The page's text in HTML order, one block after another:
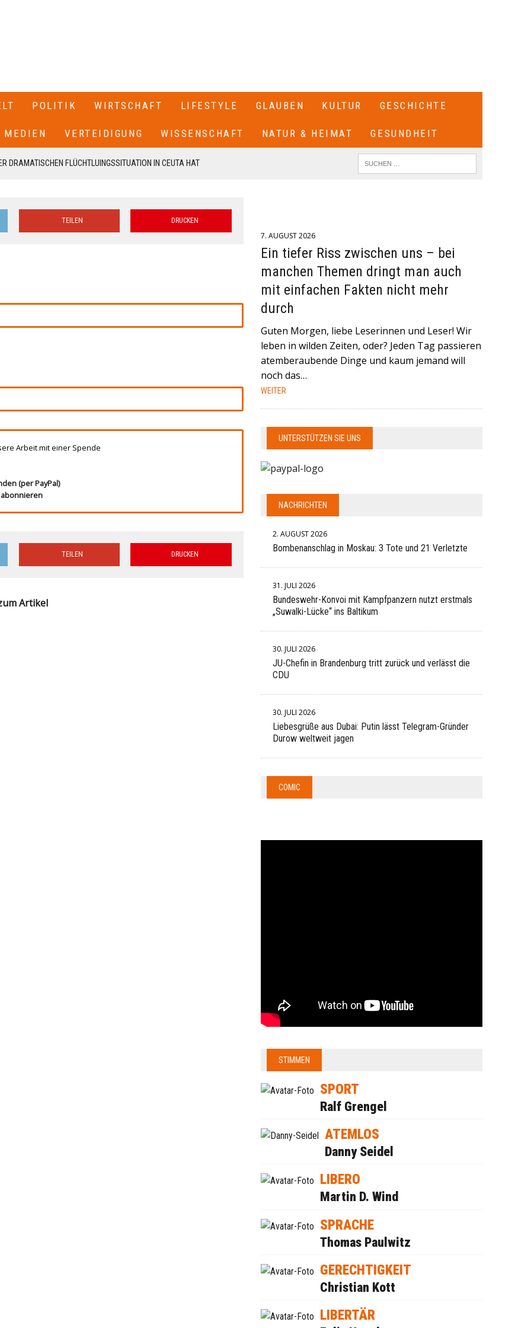
POLITIK WIRTSCHAFT LIFESTYLE GLAUBEN KULTUR GESCHICHTE
MEDIEN VERTEIDIGUNG WISSENSCHAFT NATUR & HEIMAT GESUNDHEIT
DRAMATISCHEN FLÜCHTLUINGSSITUATION IN CEUTA HAT
CDU UND CSU, FRIEDRICH MERZ UND MARKUS SÖDER,
(GEGEN MEXIKO) HABEN IN DER VERGANGENEN NACHT
TEILEN DRUCKEN
Arbeit mit einer Spende
(per PayPal)
abonnieren
TEILEN DRUCKEN
Artikel
7. AUGUST 2026
Ein tiefer Riss zwischen uns – bei
manchen Themen dringt man auch
mit einfachen Fakten nicht mehr
durch
Guten Morgen, liebe Leserinnen und Leser! Wir
leben in wilden Zeiten, oder? Jeden Tag passieren
atemberaubende Dinge und kaum jemand will
noch das…
WEITER
UNTERSTÜTZEN SIE UNS
NACHRICHTEN
2. AUGUST 2026
Bombenanschlag in Moskau: 3 Tote und 21 Verletzte
31. JULI 2026
Bundeswehr-Konvoi mit Kampfpanzern nutzt erstmals
„Suwalki-Lücke“ ins Baltikum
30. JULI 2026
JU-Chefin in Brandenburg tritt zurück und verlässt die
CDU
30. JULI 2026
Liebesgrüße aus Dubai: Putin lässt Telegram-Gründer
Durow weltweit jagen
COMIC
STIMMEN
SPORT
Ralf Grengel
ATEMLOS
Danny Seidel
LIBERO
Martin D. Wind
SPRACHE
Thomas Paulwitz
GERECHTIGKEIT
Christian Kott
LIBERTÄR